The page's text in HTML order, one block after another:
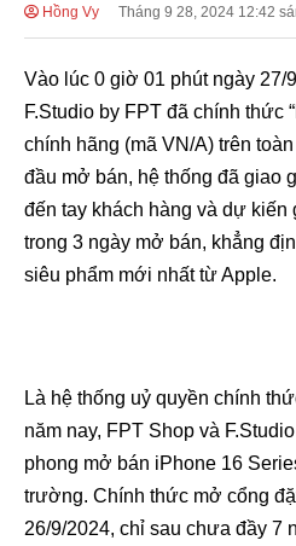
Hồng Vy Tháng 9 28, 2024 12:42
Vào lúc 0 giờ 01 phút ngày 27/
F.Studio by FPT đã chính thức
chính hãng (mã VN/A) trên
đầu mở bán, hệ thống đã giao
đến tay khách hàng và dự kiến
trong 3 ngày mở bán, khẳng
siêu phẩm mới nhất từ Apple.
Là hệ thống uỷ quyền chính
năm nay, FPT Shop và
phong mở bán iPhone 16
trường. Chính thức mở cổng
26/9/2024, chỉ sau chưa đầy 7